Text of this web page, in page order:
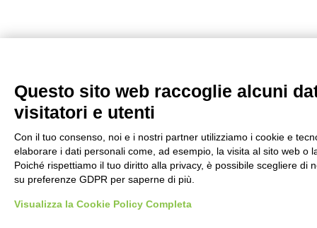
Questo sito web raccoglie alcuni
visitatori e utenti
Con il tuo consenso, noi e i nostri partner utilizziamo i cookie e
elaborare i dati personali come, ad esempio, la visita al sito web o
Poiché rispettiamo il tuo diritto alla privacy, è possibile scegliere di
su preferenze GDPR per saperne di più.
Visualizza la Cookie Policy Completa